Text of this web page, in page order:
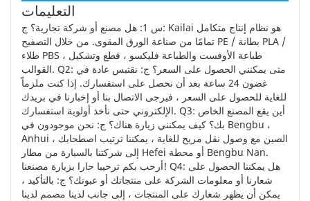
التعليمات
س 1: هل مصنع أو شركة تجارية؟ ج: Kailai هو نظام إنتاج متكامل
تمامًا من صناعة الورق المقوى. من خلال التصفيح PE / بطانة PLA /
طلاء PBS ، طباعة الأوفست والطباعة فليكسو ، قطع وتشكيل
القوالب. Q2: متى يمكنني الحصول على السعر؟ ج: نقتبس عادة في
غضون 24 ساعة بعد أن نحصل على استفسارك. إذا كنت ملزماً
للغاية للحصول على السعر ، فيرجى الاتصال بنا أو إخبارنا في بريدك
الإلكتروني حتى نأخذ أولوية استفسارك. Q3: أين يقع المصنع الخاص
بك؟ كيف يمكنني زيارة هناك؟ ج: نحن موجودون في Bengbu ،
Anhui ، الصين مع وصول نقل مريح للغاية ، يمكننا ترتيب اصطحابك
إلى شركتنا بالسيارة من مطار Hefei أو محطة Bengbu Nan.
أرحب بكم ترحيبا حارا بزيارة مصنعنا! Q4: هل يمكننا الحصول على
شعارنا أو معلومات الشركة على منتجاتك أو عبوتك؟ ج: بالتأكيد ،
يمكن أن يظهر شعارك على المنتجات ، إلى جانب لدينا مصمم لدينا